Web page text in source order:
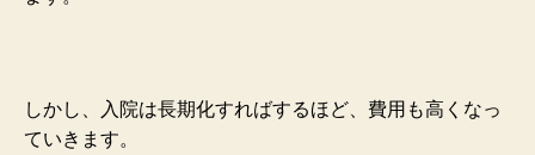
しかし、入院は長期化すればするほど、費用も高くなっ
ていきます。